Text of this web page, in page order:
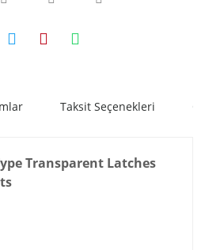
Taksit Seçenekleri
Transparent Latches